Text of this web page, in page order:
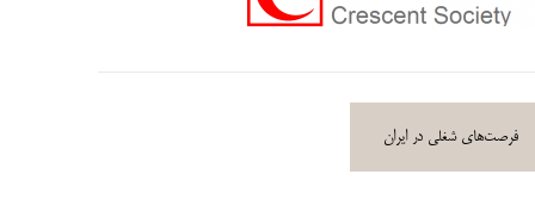
فرصت‌های شغلی در ایران